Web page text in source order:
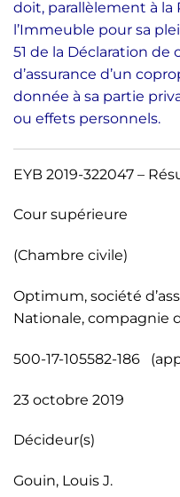
doit, parallèlement à la
l’Immeuble pour sa
51 de la Déclaration
d’assurance d’un
donnée à sa partie
ou effets personnels.
EYB 2019-322047 –
Cour supérieure
(Chambre civile)
Optimum, société
Nationale, compagnie
500-17-105582-186
23 octobre 2019
Décideur(s)
Gouin, Louis J.